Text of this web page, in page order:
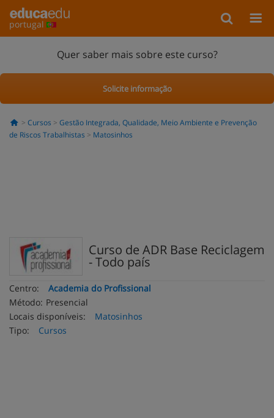
portugal
Quer saber mais sobre este curso?
Solicite informação
Cursos
Gestão Integrada, Qualidade, Meio Ambiente e Prevenção
de Riscos Trabalhistas
Matosinhos
Curso de ADR Base Reciclagem
- Todo país
Centro:
Academia do Profissional
Método: Presencial
Locais disponíveis:
Matosinhos
Tipo:
Cursos